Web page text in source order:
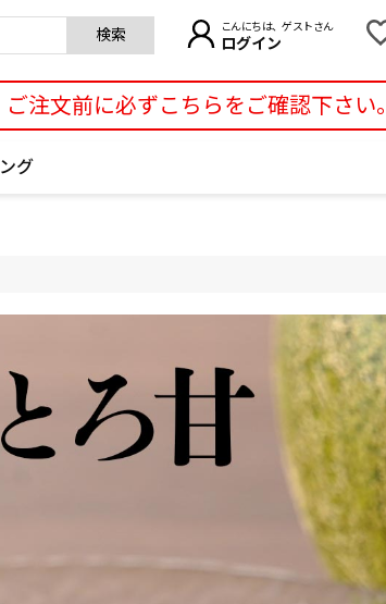
検索 こんにちは、ゲストさん
ログイン
注文前に必ずこちらをご確認下さい。
グ